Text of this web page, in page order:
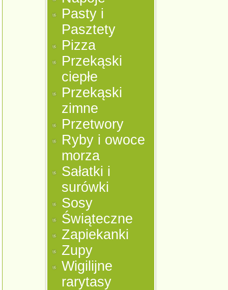
Pasty i
Pasztety
Pizza
Przekąski
ciepłe
Przekąski
zimne
Przetwory
Ryby i owoce
morza
Sałatki i
surówki
Sosy
Świąteczne
Zapiekanki
Zupy
Wigilijne
rarytasy